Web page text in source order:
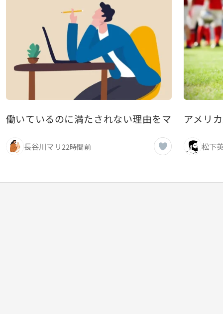
働いているのに満たされない理由をマルクス思
長谷川マリ22時間前
アメリ
松下